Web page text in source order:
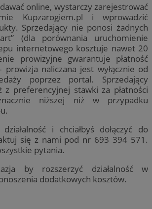
online, wystarczy zarejestrować
Kupzarogiem.pl i wprowadzić
Sprzedający nie ponosi żadnych
(dla porównania uruchomienie
internetowego kosztuje nawet 20
prowizyjne gwarantuje płatność
naliczana jest wyłącznie od
poprzez portal. Sprzedający
z preferencyjnej stawki za płatności
niższej niż w przypadku
i chciałbyś dołączyć do
się z nami pod nr 693 394 571.
pytania.
by rozszerzyć działalność w
dodatkowych kosztów.